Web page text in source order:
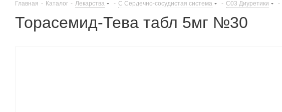
Главная - Каталог - Лекарства - C Сердечно-сосудистая система - C03 Диуретики -
Торасемид-Тева табл 5мг №30